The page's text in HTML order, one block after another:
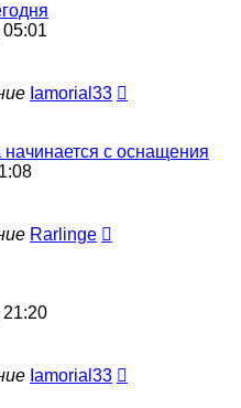
Iamorial33
с оснащения
Rarlinge
Iamorial33